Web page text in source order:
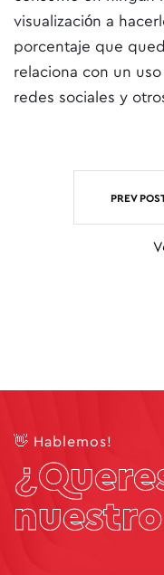
visualización a
porcentaje que
relaciona con un
redes sociales y
PREV
👋 Hablemos!
nuestro